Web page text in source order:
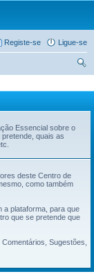
Ligue-se
Registe-se
sar
Essencial sobre o
quais as
deste Centro de
como também
a plataforma, para que
que se pretende que
Sugestões,